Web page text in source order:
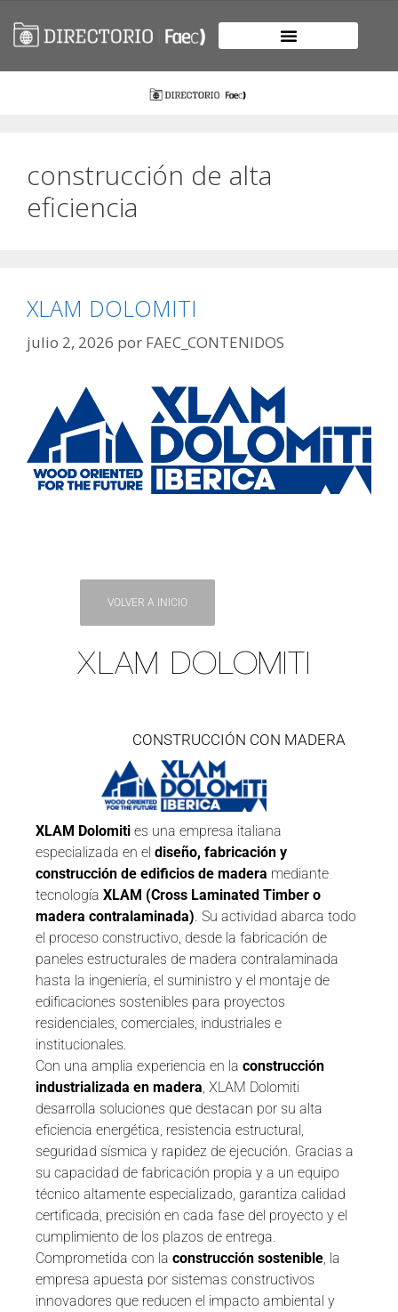
construcción de alta
eficiencia
XLAM DOLOMITI
julio 2, 2026 por FAEC_CONTENIDOS
VOLVER A INICIO
XLAM DOLOMITI
CONSTRUCCIÓN CON MADERA
XLAM Dolomiti es una empresa italiana
especializada en el diseño, fabricación y
construcción de edificios de madera mediante
tecnología XLAM (Cross Laminated Timber o
madera contralaminada) . Su actividad abarca todo
el proceso constructivo, desde la fabricación de
paneles estructurales de madera contralaminada
hasta la ingeniería, el suministro y el montaje de
edificaciones sostenibles para proyectos
residenciales, comerciales, industriales e
institucionales.
Con una amplia experiencia en la construcción
industrializada en madera , XLAM Dolomiti
desarrolla soluciones que destacan por su alta
eficiencia energética, resistencia estructural,
seguridad sísmica y rapidez de ejecución. Gracias a
su capacidad de fabricación propia y a un equipo
técnico altamente especializado, garantiza calidad
certificada, precisión en cada fase del proyecto y el
cumplimiento de los plazos de entrega.
Comprometida con la construcción sostenible , la
empresa apuesta por sistemas constructivos
innovadores que reducen el impacto ambiental y